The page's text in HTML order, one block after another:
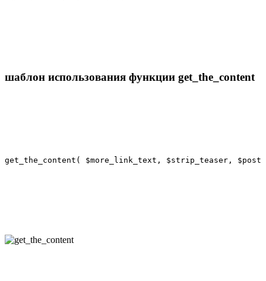
шаблон использования функции get_the_content
get_the_content( $more_link_text, $strip_teaser,